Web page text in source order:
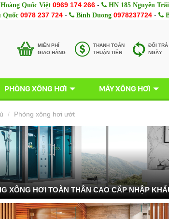
Quốc Việt 0969 174 266 - HN 185 Nguyễn Trãi
0978 237 724- Bình Duong 0978237724-
MIÊN PHÍ
GIAO HÀNG
THANH TOÁN
THUẬN TIỆN
ĐỔI TRẢ
NGÀY
PHÒNG XÔNG HƠI MÁY XÔNG HƠI
Phòng xông hơi ướt
XÔNG HƠI TOÀN THÂN CAO CẤP NHẬP